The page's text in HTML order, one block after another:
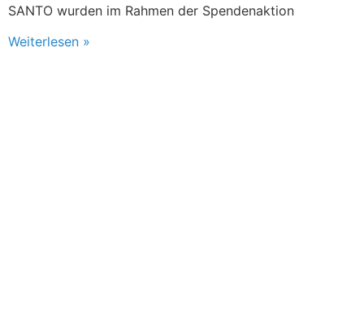
SANTO wurden im Rahmen der Spendenaktion
Weiterlesen »